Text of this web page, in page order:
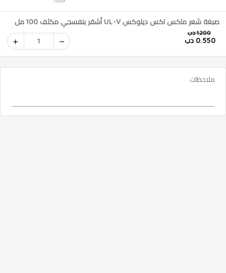
صبغة شعر ماكس اكس ديلوكس UL-V أشقر بنفسجي مكثف 100 مل
1.200 دب
0.550 دب 1
ملاحظات